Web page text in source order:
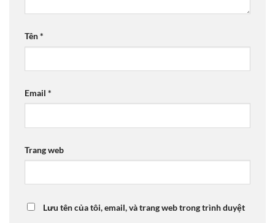
Tên*
Email *
Trang web
Lưu tên của tôi, email, và trang web trong trình duyệt